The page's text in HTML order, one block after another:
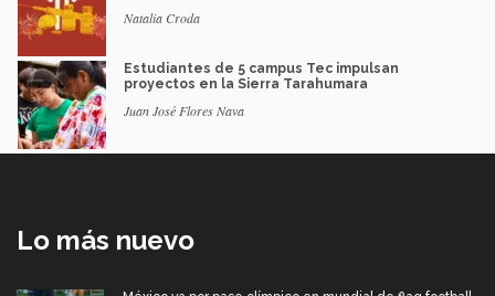
Natalia Croda
Estudiantes de 5 campus Tec impulsan
proyectos en la Sierra Tarahumara
Juan José Flores Nava
Lo más nuevo